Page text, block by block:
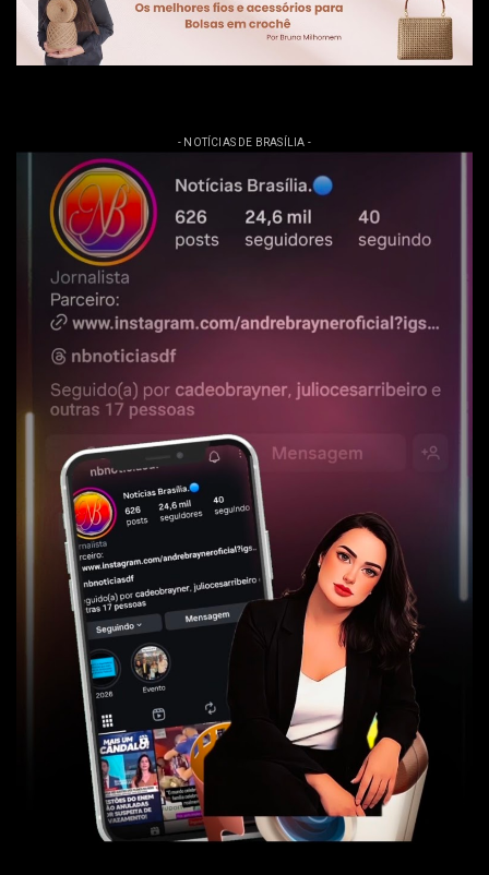
- NOTÍCIAS DE BRASÍLIA -